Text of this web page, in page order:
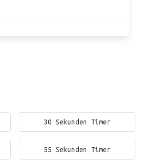
30 Sekunden Timer
55 Sekunden Timer